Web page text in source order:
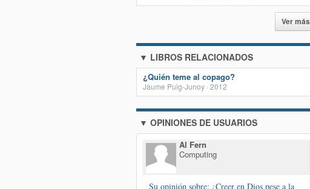
Ver más
▼ LIBROS RELACIONADOS
¿Quién teme al copago?
Jaume Puig-Junoy · 2012
▼ OPINIONES DE USUARIOS
Al Fern
Computing
Su opinión sobre: ¿Creer en Dios pese a la